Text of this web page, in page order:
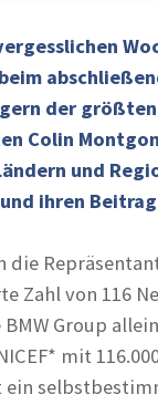
der
Colin
und
ihren
die
Zahl von 116
Group
mit